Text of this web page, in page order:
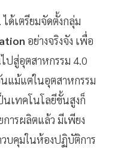
ด้เตรียมจัดตั้งกลุ่ม
อย่างจริงจัง เพื่อ
ปสู่อุตสาหกรรม 4.0
แม้แต่ในอุตสาหกรรม
นเทคโนโลยีขั้นสูงก็
ารผลิตแล้ว มีเพียง
บคุมในห้องปฏิบัติการ